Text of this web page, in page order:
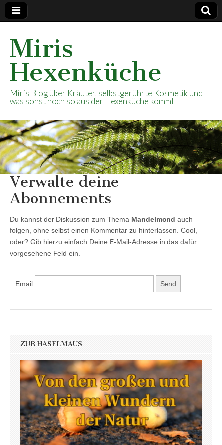
Miris
Hexenküche
Miris Blog über Kräuter, selbstgerührte Kosmetik und
was sonst noch so aus der Hexenküche kommt
Verwalte deine
Abonnements
Du kannst der Diskussion zum Thema Mandelmond auch
folgen, ohne selbst einen Kommentar zu hinterlassen. Cool,
oder? Gib hierzu einfach Deine E-Mail-Adresse in das dafür
vorgesehene Feld ein.
Email
ZUR HASELMAUS